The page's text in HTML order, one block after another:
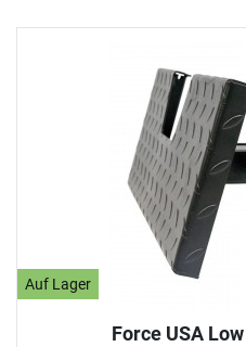
Auf Lager
Force USA